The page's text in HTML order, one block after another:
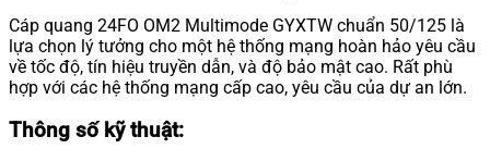
Cáp quang 24FO OM2 Multimode GYXTW chuẩn 50/125 là
lựa chọn lý tưởng cho một hệ thống mạng hoàn hảo yêu cầu
về tốc độ, tín hiệu truyền dẫn, và độ bảo mật cao. Rất phù
hợp với các hệ thống mạng cấp cao, yêu cầu của dự an lớn.
Thông số kỹ thuật: